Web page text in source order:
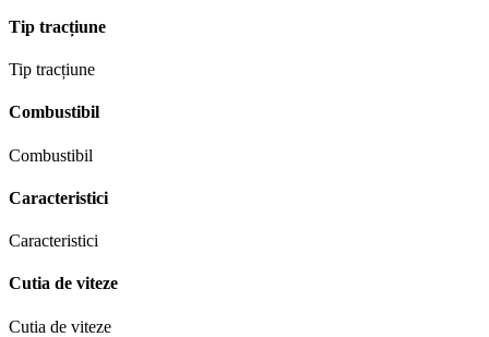
Tip tracțiune
Tip tracțiune
Combustibil
Combustibil
Caracteristici
Caracteristici
Cutia de viteze
Cutia de viteze